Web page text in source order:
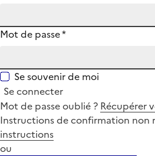
Mot de passe*
Se souvenir de moi
Se connecter
Mot de passe oublié ? Récupérer
Instructions de confirmation non
instructions
ou